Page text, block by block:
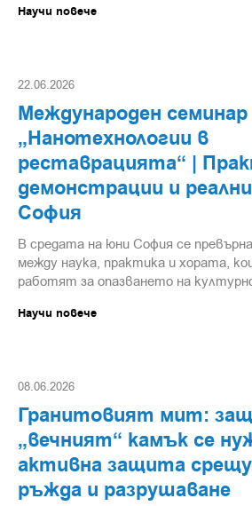
Научи повече
22.06.2026
Международен семинар
„Нанотехнологии в
реставрацията“ |
демонстрации и
София
В средата на юни София се
между наука, практика и хората,
работят за опазването на
Научи повече
08.06.2026
Гранитовият мит:
„вечният“ камък се
активна защита срещу
ръжда и разрушаване